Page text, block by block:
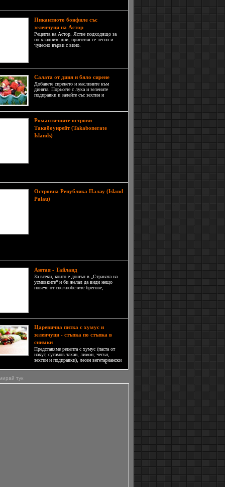
Пикантното бонфиле със
зеленчуци на Астор
Рецепта на Астор. Ястие подходящо за
по-хладните дни, приготвя се лесно и
чудесно върви с вино.
Салата от диня и бяло сирене
Добавете сиренето и маслините към
динята. Поръсете с лука и зелените
подправки и залейте със зехтин и
Романтичните острови
Такабоунрейт (Takabonerate
Islands)Островите Такабоунрейт
Островна Република Палау (Island
Palau)Много хора считат, че
Аютая - Тайланд
За всеки, които е дошъл в „Страната на
усмивките“ и би желал да види нещо
повече от снежнобелите брегове,
Царевична питка с хумус и
зеленчуци - стъпка по стъпка в
снимки
Представяме рецепта с хумус (паста от
нахут, сусамов тахан, лимон, чесън,
зехтин и подправки), лесен вегетариански
сандвич в мексикански стил, в който
участва източна салата.
тук